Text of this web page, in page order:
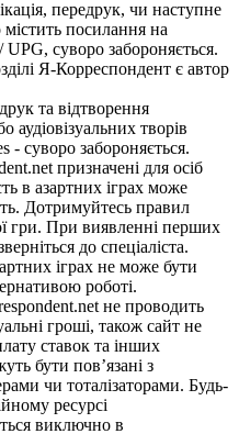
передрук, чи наступне
посилання на
суворо забороняється.
Я-Корреспондент є автор
та відтворення
аудіовізуальних творів
- суворо забороняється.
призначені для осіб
в азартних іграх може
Дотримуйтесь правил
гри. При виявленні перших
до спеціаліста.
іграх не може бути
роботі.
не проводить
гроші, також сайт не
ставок та інших
бути пов’язані з
чи тоталізаторами. Будь-
ресурсі
виключно в